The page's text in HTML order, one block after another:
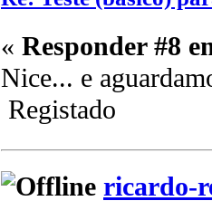
« Responder #8
Nice... e
Registado
ricardo-